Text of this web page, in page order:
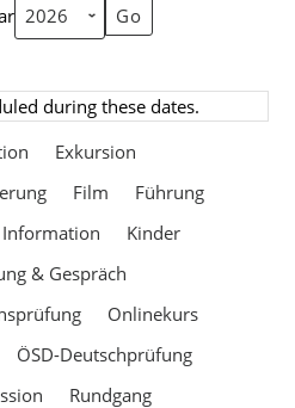
during these dates.
Exkursion
Film
Führung
Information
Kinder
& Gespräch
Onlinekurs
ÖSD-Deutschprüfung
Rundgang